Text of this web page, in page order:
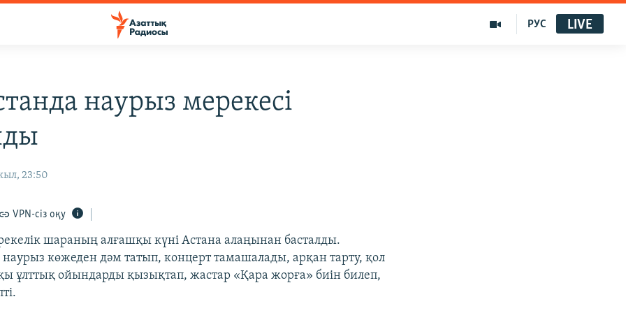
РУС LIVE
наурыз мерекесі
23:50
VPN-сіз оқу
шараның алғашқы күні Астана алаңынан басталды.
көжеден дәм татып, концерт тамашалады, арқан тарту, қол
ұлттық ойындарды қызықтап, жастар «Қара жорға» биін билеп,